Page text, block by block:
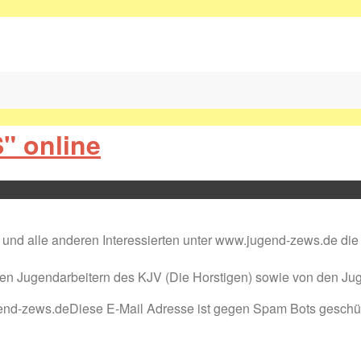
online
alle anderen Interessierten unter www.jugend-zews.de
Jugendarbeitern des KJV (Die Horstigen) sowie von den
zews.deDiese E-Mail Adresse ist gegen Spam Bots